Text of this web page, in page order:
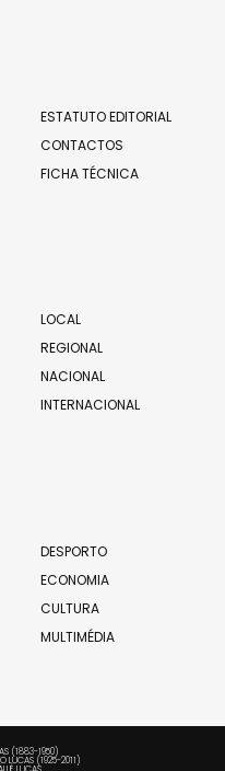
ESTATUTO EDITORIAL
CONTACTOS
FICHA TÉCNICA
LOCAL
REGIONAL
NACIONAL
INTERNACIONAL
DESPORTO
ECONOMIA
CULTURA
MULTIMÉDIA
(1883-1950)
LUCAS (1925-2011)